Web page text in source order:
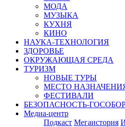
МОДА
МУЗЫКА
КУХНЯ
КИНО
НАУКА-ТЕХНОЛОГИЯ
ЗДОРОВЬЕ
ОКРУЖАЮЩАЯ СРЕДА
ТУРИЗМ
НОВЫЕ ТУРЫ
МЕСТО
ФЕСТИВАЛИ
БЕЗОПАСНОСТЬ-
Медиа-центр
Подкаст Мегаистория